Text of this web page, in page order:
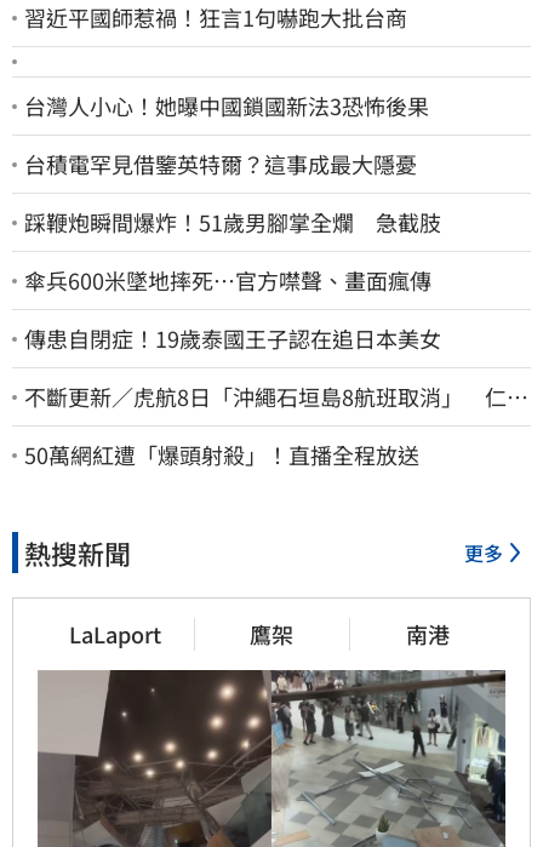
習近平國師惹禍！狂言1句嚇跑大批台商
台灣人小心！她曝中國鎖國新法3恐怖後果
台積電罕見借鑒英特爾？這事成最大隱憂
踩鞭炮瞬間爆炸！51歲男腳掌全爛 急截肢
傘兵600米墜地摔死…官方噤聲、畫面瘋傳
傳患自閉症！19歲泰國王子認在追日本美女
不斷更新／虎航8日「沖繩石垣島8航班取消」 仁川
返台班機提前1天起飛
50萬網紅遭「爆頭射殺」！直播全程放送
熱搜新聞 更多
LaLaport 鷹架 南港